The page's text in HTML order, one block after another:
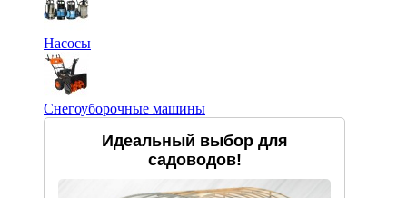
Насосы
Снегоуборочные машины
Идеальный выбор для
садоводов!